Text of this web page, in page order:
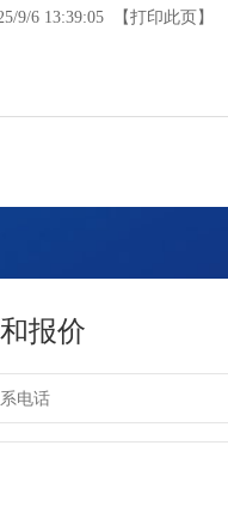
9/6 13:39:05 【打印此页 】
报价